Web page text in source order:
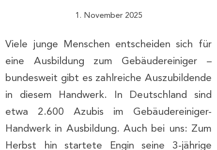
1. November 2025
Viele junge Menschen entscheiden sich für
eine Ausbildung zum Gebäudereiniger –
bundesweit gibt es zahlreiche Auszubildende
in diesem Handwerk. In Deutschland sind
etwa 2.600 Azubis im Gebäudereiniger-
Handwerk in Ausbildung. Auch bei uns: Zum
Herbst hin startete Engin seine 3-jährige